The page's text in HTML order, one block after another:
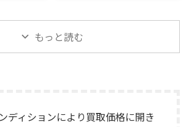
。 買取
メーカ
PR15パッシブラジエーター、
LE85ドライバー、HL91ホー
ン、LX5ネットワークなどを組
コー
」を出張
あるも
のコントロールアンプ
「No.26L / PLS-226L」を出張
プのプリアンプで、左右チャン
もっと読む
ディションにより買取価格に開き